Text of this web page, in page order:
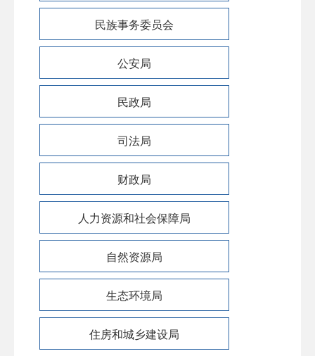
民族事务委员会
公安局
民政局
司法局
财政局
人力资源和社会保障局
自然资源局
生态环境局
住房和城乡建设局